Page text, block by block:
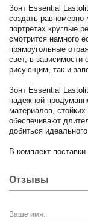
Зонт Essential
создать равномерно
портретах круглые
смотрится намного
прямоугольные
свет, в зависимости
рисующим, так и
Зонт Essential
надежной
материалов,
обеспечивают
добиться
В комплект
Отзывы
Ваше имя: